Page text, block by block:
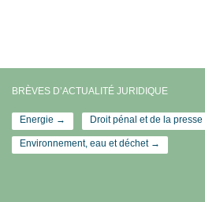
BRÈVES D’ACTUALITÉ JURIDIQUE
Energie → Droit pénal et de la
Environnement, eau et déchet →